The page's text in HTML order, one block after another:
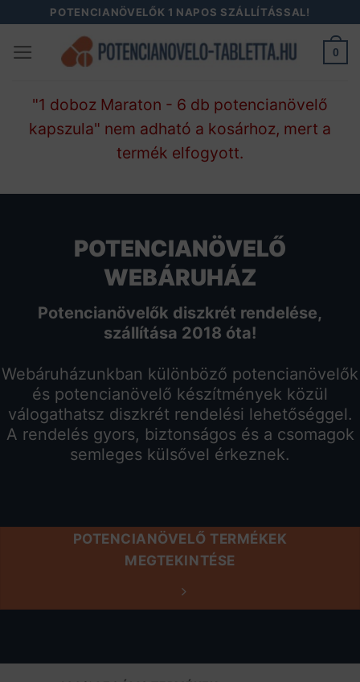
content
POTENCIANÖVELŐK 1 NAPOS SZÁLLÍTÁSSAL!
0
"1 doboz Maraton - 6 db potencianövelő
kapszula" nem adható a kosárhoz, mert a
termék elfogyott.
POTENCIANÖVELŐ
WEBÁRUHÁZ
Potencianövelők diszkrét rendelése,
szállítása 2018 óta!
Webáruházunkban különböző potencianövelők
és potencianövelő készítmények közül
válogathatsz diszkrét rendelési lehetőséggel.
A rendelés gyors, biztonságos és a csomagok
semleges külsővel érkeznek.
POTENCIANÖVELŐ TERMÉKEK
MEGTEKINTÉSE